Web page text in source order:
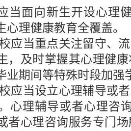
当面向新生开设心理
心理健康教育全覆盖。
应当重点关注留守、
，及时掌握其心理健
业期间等特殊时段加强
应当设立心理辅导或
心理辅导或者心理咨
者心理咨询服务专门